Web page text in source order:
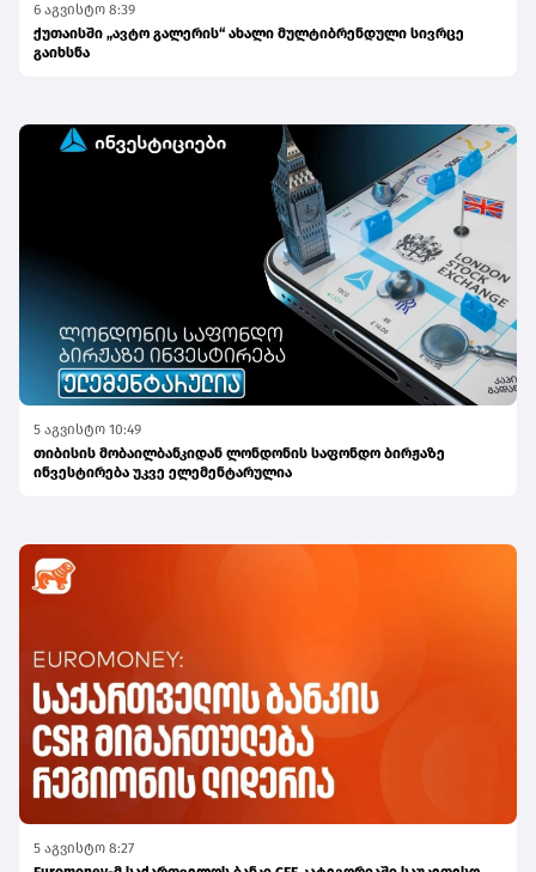
6 აგვისტო 8:39
ქუთაისში „ავტო გალერის“ ახალი მულტიბრენდული სივრცე
გაიხსნა
5 აგვისტო 10:49
თიბისის მობაილბანკიდან ლონდონის საფონდო ბირჟაზე
ინვესტირება უკვე ელემენტარულია
5 აგვისტო 8:27